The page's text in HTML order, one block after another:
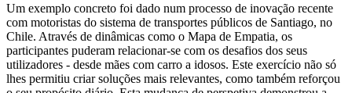
Um exemplo concreto foi dado num processo de inovação recente
com motoristas do sistema de transportes públicos de Santiago, no
Chile. Através de dinâmicas como o Mapa de Empatia, os
participantes puderam relacionar-se com os desafios dos seus
utilizadores - desde mães com carro a idosos. Este exercício não só
lhes permitiu criar soluções mais relevantes, como também reforçou